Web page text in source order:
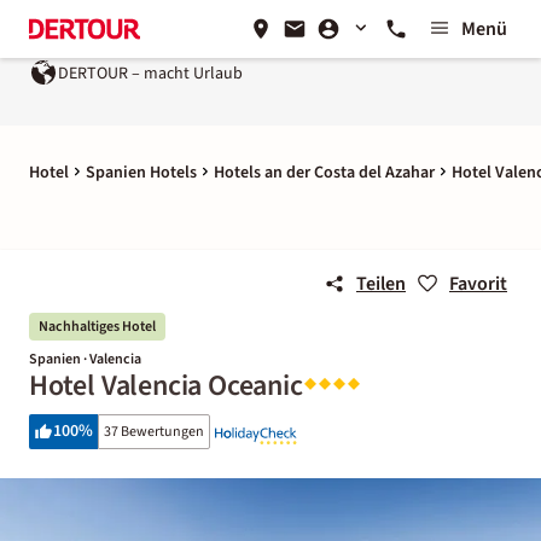
Menü
DERTOUR – macht Urlaub
Hotel Spanien Hotels Hotels an der Costa del Azahar Hotel
Teilen Favorit
Nachhaltiges Hotel
Spanien · Valencia
Hotel Valencia Oceanic
100% 37 Bewertungen